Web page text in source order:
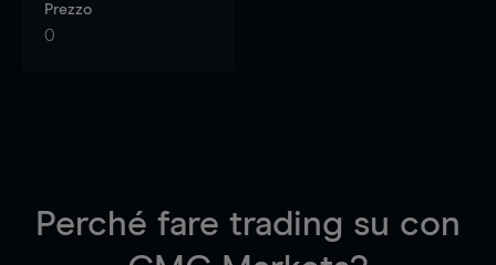
Prezzo
0
Perché fare trading su con